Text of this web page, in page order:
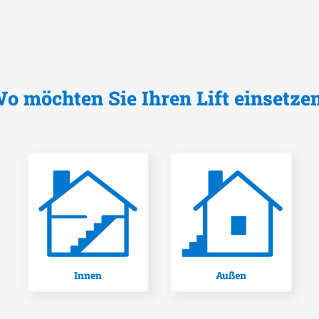
möchten Sie Ihren Lift
Innen Außen